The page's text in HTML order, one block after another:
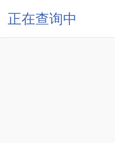
正在查询中